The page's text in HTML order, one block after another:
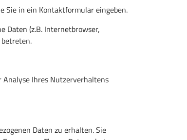
Sie in ein Kontaktformular eingeben.
Daten (z.B. Internetbrowser,
Ihres Nutzerverhaltens
Daten zu erhalten. Sie